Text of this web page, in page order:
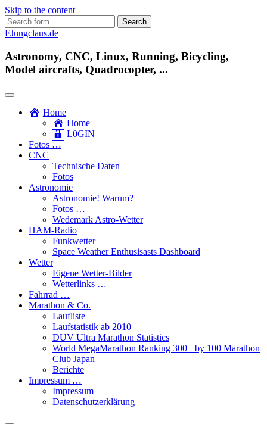
Skip to the content
Search
for:
FJungclaus.de
Astronomy, CNC, Linux, Running, Bicycling,
Model aircrafts, Quadrocopter, ...
Home
Home
L​0​​GIN
Fotos …
CNC
Technische Daten
Fotos
Astronomie
Astronomie! Warum?
Fotos …
Wedemark Astro-Wetter
HAM-Radio
Funkwetter
Space Weather Enthusisasts Dashboard
Wetter
Eigene Wetter-Bilder
Wetterlinks …
Fahrrad …
Marathon & Co.
Laufliste
Laufstatistik ab 2010
DUV Ultra Marathon Statistics
World MegaMarathon Ranking 300+ by 100 Marathon
Club Japan
Berichte
Impressum …
Impressum
Datenschutzerklärung